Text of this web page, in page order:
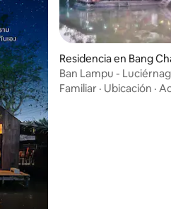
Residencia en Bang
Ban Lampu -
Familiar · Ubicación ·